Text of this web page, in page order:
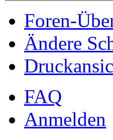
Foren-
Ändere
FAQ
Anmelden